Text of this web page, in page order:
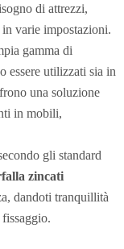
di attrezzi,
varie impostazioni.
gamma di
essere utilizzati sia in
una soluzione
in mobili,
gli standard
zincati
dandoti tranquillità